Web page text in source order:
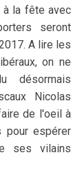
à la fête avec
seront
A lire les
on ne
désormais
Nicolas
de l'oeil à
pour espérer
ses vilains